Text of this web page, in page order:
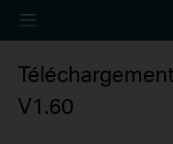
TP-
V1.60